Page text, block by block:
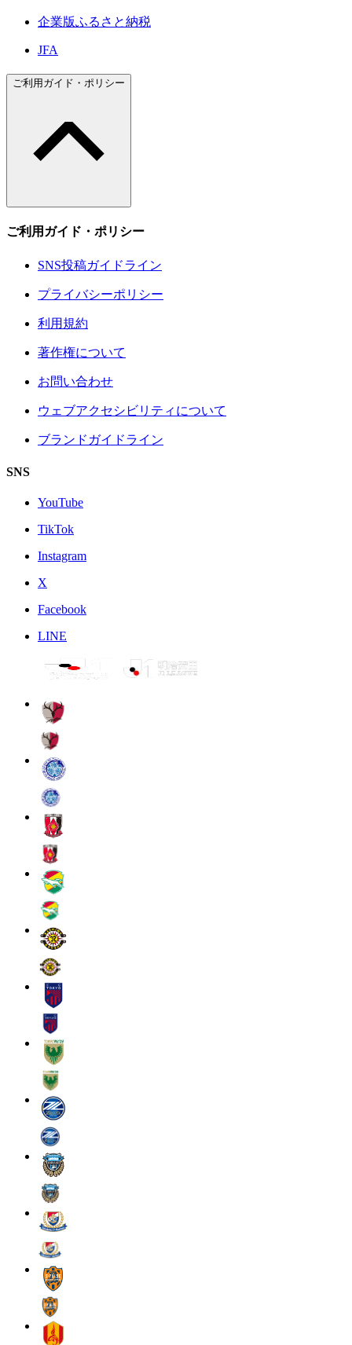
企業版ふるさと納税
JFA
ご利用ガイド・ポリシー
ご利用ガイド・ポリシー
SNS投稿ガイドライン
プライバシーポリシー
利用規約
著作権について
お問い合わせ
ウェブアクセシビリティについて
ブランドガイドライン
SNS
YouTube
TikTok
Instagram
X
Facebook
LINE